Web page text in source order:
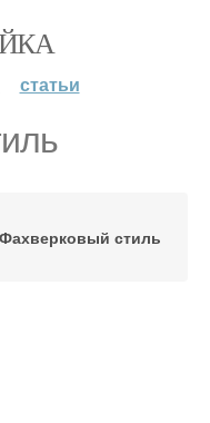
статьи
Фахверковый стиль